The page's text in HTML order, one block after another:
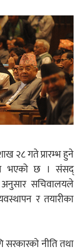
एककोे मृत्यु
श्रीमान्लाई छ महिना
र नेपालबीचको निकै
साझेदारीको एक
२८ गते प्रारम्भ हुने
भएको छ । संसद्
अनुसार सचिवालयले
र तयारीका
नीति तथा